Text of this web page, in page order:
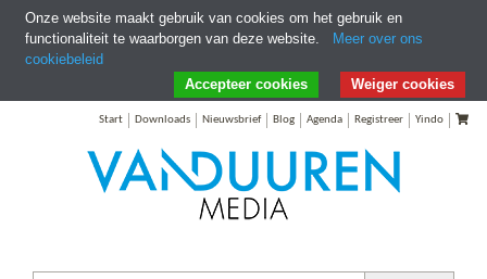
Ga direct naar Zoeken
Ga direct naar Inhoud
Start Downloads Nieuwsbrief Blog Agenda Registreer Yindo
Onze website maakt gebruik van cookies om het gebruik en
functionaliteit te waarborgen van deze website.
Meer over ons
cookiebeleid
Weiger cookies
Accepteer cookies